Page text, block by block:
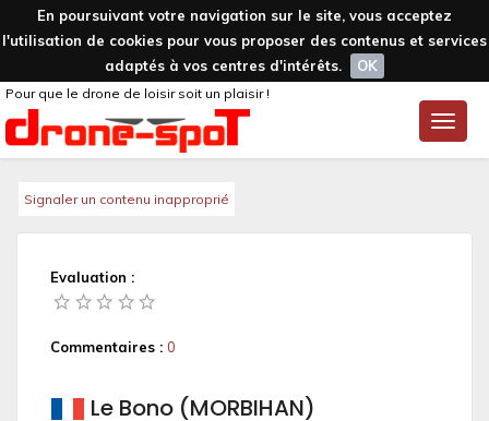
En poursuivant votre navigation sur le site, vous acceptez
l'utilisation de cookies pour vous proposer des contenus et services
adaptés à vos centres d'intérêts.
OK
Toggle
Pour que le drone de loisir soit un plaisir !
Signaler un contenu inapproprié
Evaluation :
Commentaires : 0
Le Bono (MORBIHAN)